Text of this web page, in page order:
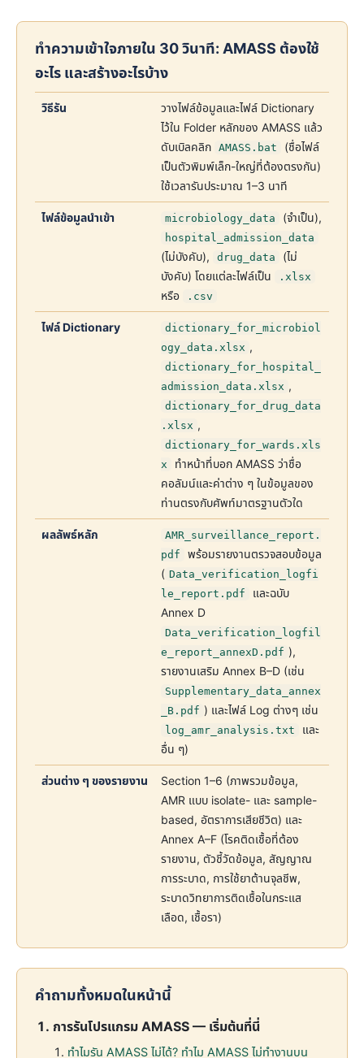
ทำความเข้าใจภายใน 30 วินาที: AMASS ต้องใช้
อะไร และสร้างอะไรบ้าง
วิธีรัน
วางไฟล์ข้อมูลและไฟล์ Dictionary
ไว้ใน Folder หลักของ AMASS แล้ว
ดับเบิลคลิก AMASS.bat
(ชื่อไฟล์
เป็นตัวพิมพ์เล็ก-ใหญ่ที่ต้องตรงกัน)
ใช้เวลารันประมาณ 1–3 นาที
ไฟล์ข้อมูลนำเข้า microbiology_data (จำเป็น),
hospital_admission_data
(ไม่บังคับ), drug_data
(ไม่
บังคับ) โดยแต่ละไฟล์เป็น
.xlsx
หรือ .csv
ไฟล์ Dictionary
dictionary_for_microbiol
ogy_data.xlsx ,
dictionary_for_hospital_
admission_data.xlsx ,
dictionary_for_drug_data
.xlsx ,
dictionary_for_wards.xls
x
ทำหน้าที่บอก AMASS ว่าชื่อ
คอลัมน์และค่าต่าง ๆ ในข้อมูลของ
ท่านตรงกับศัพท์มาตรฐานตัวใด
ผลลัพธ์หลัก
AMR_surveillance_report.
pdf
พร้อมรายงานตรวจสอบข้อมูล
( Data_verification_logfi
le_report.pdf
และฉบับ
Annex D
Data_verification_logfil
e_report_annexD.pdf ),
รายงานเสริม Annex B–D (เช่น
Supplementary_data_annex
_B.pdf ) และไฟล์ Log ต่างๆ เช่น
log_amr_analysis.txt
และ
อื่น ๆ)
ส่วนต่าง ๆ ของรายงาน
Section 1–6 (ภาพรวมข้อมูล,
AMR แบบ isolate- และ sample-
based, อัตราการเสียชีวิต) และ
Annex A–F (โรคติดเชื้อที่ต้อง
รายงาน, ตัวชี้วัดข้อมูล, สัญญาณ
การระบาด, การใช้ยาต้านจุลชีพ,
ระบาดวิทยาการติดเชื้อในกระแส
เลือด, เชื้อรา)
คำถามทั้งหมดในหน้านี้
การรันโปรแกรม AMASS — เริ่มต้นที่นี่
ทำไมรัน AMASS ไม่ได้? ทำไม AMASS ไม่ทำงานบน